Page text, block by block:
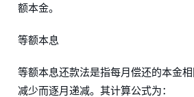
额本金。
等额本息
等额本息还款法是指每月偿还的本金
减少而逐月递减。其计算公式为：